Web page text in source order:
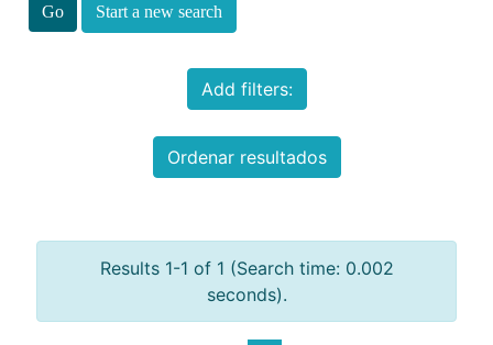
Start a new search
Add filters:
Ordenar resultados
Results 1-1 of 1 (Search time: 0.002
seconds).